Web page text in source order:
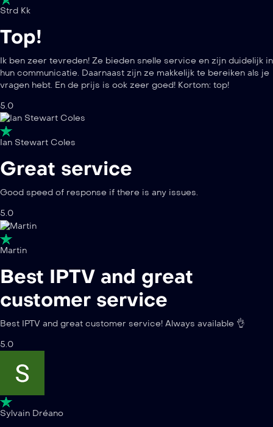
Strd Kk
Top!
Ik ben zeer tevreden! Ze bieden snelle service en zijn duidelijk in
hun communicatie. Daarnaast zijn ze makkelijk te bereiken als je
vragen hebt. En de prijs is ook zeer goed! Kortom: top!
5.0
Ian Stewart Coles
Great service
Good speed of response if there is any issues.
5.0
Martin
Best IPTV and great
customer service
Best IPTV and great customer service! Always available 👌
5.0
Sylvain Dréano